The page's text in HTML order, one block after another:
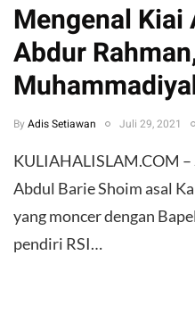
Mengenal
Abdur
By Adis Setiawan Juli 29, 2021
KULIAHALISLAM.COM –
Abdul Barie Shoim asal
yang moncer dengan
pendiri RSI…